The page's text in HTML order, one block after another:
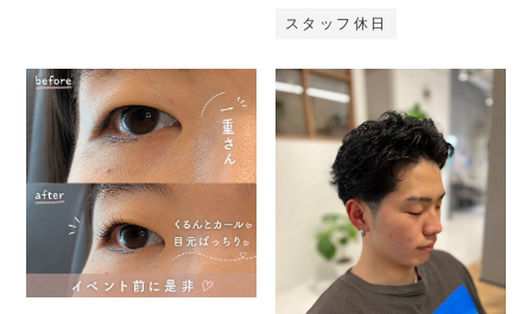
スタッフ休日